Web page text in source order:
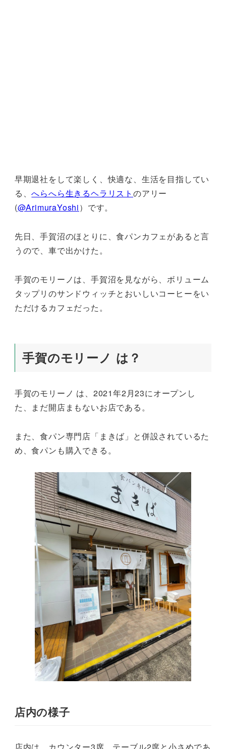
早期退社をして楽しく、快適な、生活を目指してい
る、へらへら生きるヘラリストのアリー
(@ArimuraYoshi）です。
先日、手賀沼のほとりに、食パンカフェがあると言
うので、車で出かけた。
手賀のモリーノは、手賀沼を見ながら、ボリューム
タップリのサンドウィッチとおいしいコーヒーをい
ただけるカフェだった。
手賀のモリーノ は？
手賀のモリーノ は、2021年2月23にオープンし
た、まだ開店まもないお店である。
また、食パン専門店「まきば」と併設されているた
め、食パンも購入できる。
店内の様子